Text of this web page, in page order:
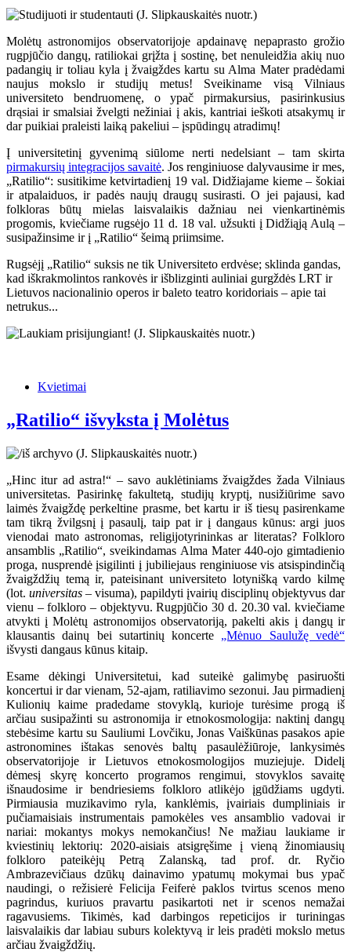
Molėtų astronomijos observatorijoje apdainavę nepaprasto grožio
rugpjūčio dangų, ratiliokai grįžta į sostinę, bet nenuleidžia akių nuo
padangių ir toliau kyla į žvaigždes kartu su Alma Mater pradėdami
naujus mokslo ir studijų metus! Sveikiname visą Vilniaus
universiteto bendruomenę, o ypač pirmakursius, pasirinkusius
drąsiai ir smalsiai žvelgti nežiniai į akis, kantriai ieškoti atsakymų ir
dar puikiai praleisti laiką pakeliui – įspūdingų atradimų!
Į universitetinį gyvenimą siūlome nerti nedelsiant – tam skirta
pirmakursių integracijos savaitė. Jos renginiuose dalyvausime ir mes,
„Ratilio“: susitikime ketvirtadienį 19 val. Didžiajame kieme – šokiai
ir atpalaiduos, ir padės naujų draugų susirasti. O jei pajausi, kad
folkloras būtų mielas laisvalaikis dažniau nei vienkartinėmis
progomis, kviečiame rugsėjo 11 d. 18 val. užsukti į Didžiąją Aulą –
susipažinsime ir į „Ratilio“ šeimą priimsime.
Rugsėjį „Ratilio“ suksis ne tik Universiteto erdvėse; sklinda gandas,
kad iškrakmolintos rankovės ir išblizginti auliniai gurgždės LRT ir
Lietuvos nacionalinio operos ir baleto teatro koridoriais – apie tai
netrukus...
Kvietimai
„Ratilio“ išvyksta į Molėtus
„Hinc itur ad astra!“ – savo auklėtiniams žvaigždes žada Vilniaus
universitetas. Pasirinkę fakultetą, studijų kryptį, nusižiūrime savo
laimės žvaigždę perkeltine prasme, bet kartu ir iš tiesų pasirenkame
tam tikrą žvilgsnį į pasaulį, taip pat ir į dangaus kūnus: argi juos
vienodai mato astronomas, religijotyrininkas ar literatas? Folkloro
ansamblis „Ratilio“, sveikindamas Alma Mater 440-ojo gimtadienio
proga, nusprendė įsigilinti į jubiliejaus renginiuose vis atsispindinčią
žvaigždžių temą ir, pateisinant universiteto lotynišką vardo kilmę
(lot. universitas – visuma), papildyti įvairių disciplinų objektyvus dar
vienu – folkloro – objektyvu. Rugpjūčio 30 d. 20.30 val. kviečiame
atvykti į Molėtų astronomijos observatoriją, pakelti akis į dangų ir
klausantis dainų bei sutartinių koncerte „Mėnuo Saulužę vedė“
išvysti dangaus kūnus kitaip.
Esame dėkingi Universitetui, kad suteikė galimybę pasiruošti
koncertui ir dar vienam, 52-ajam, ratiliavimo sezonui. Jau pirmadienį
Kulionių kaime pradedame stovyklą, kurioje turėsime progą iš
arčiau susipažinti su astronomija ir etnokosmologija: naktinį dangų
stebėsime kartu su Sauliumi Lovčiku, Jonas Vaiškūnas pasakos apie
astronomines ištakas senovės baltų pasaulėžiūroje, lankysimės
observatorijoje ir Lietuvos etnokosmologijos muziejuje. Didelį
dėmesį skyrę koncerto programos rengimui, stovyklos savaitę
išnaudosime ir bendriesiems folkloro atlikėjo įgūdžiams ugdyti.
Pirmiausia muzikavimo ryla, kanklėmis, įvairiais dumpliniais ir
pučiamaisiais instrumentais pamokėles ves ansamblio vadovai ir
nariai: mokantys mokys nemokančius! Ne mažiau laukiame ir
kviestinių lektorių: 2020-aisiais atsigręšime į vieną žinomiausių
folkloro pateikėjų Petrą Zalanską, tad prof. dr. Ryčio
Ambrazevičiaus dzūkų dainavimo ypatumų mokymai bus ypač
naudingi, o režisierė Felicija Feiferė paklos tvirtus scenos meno
pagrindus, kuriuos pravartu pasikartoti net ir scenos nemažai
ragavusiems. Tikimės, kad darbingos repeticijos ir turiningas
laisvalaikis dar labiau suburs kolektyvą ir leis pradėti mokslo metus
arčiau žvaigždžių.